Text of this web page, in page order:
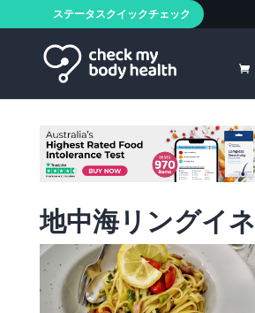
ステータスクイックチェック
地中海リングイネ